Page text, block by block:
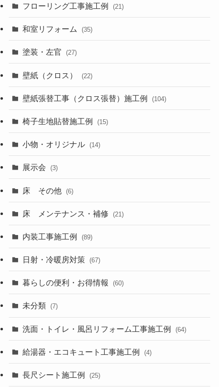
フローリング工事施工例 (21)
和室リフォーム (35)
塗装・左官 (27)
壁紙（クロス） (22)
壁紙張替工事（クロス張替）施工例 (104)
椅子生地貼替施工例 (15)
小物・オリジナル (14)
展示会 (3)
床 その他 (6)
床 メンテナンス・補修 (21)
内装工事施工例 (89)
日射・冷暖房対策 (67)
暮らしの便利・お得情報 (60)
未分類 (7)
洗面・トイレ・風呂リフォーム工事施工例 (64)
給湯器・エコキュート工事施工例 (4)
長尺シート施工例 (25)